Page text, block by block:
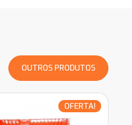
OUTROS PRODUTOS
OFERTA!